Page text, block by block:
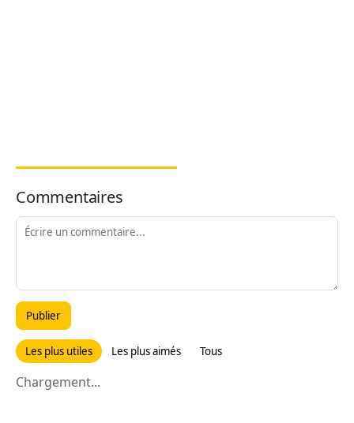
Commentaires
Publier
Les plus utiles Les plus aimés Tous
Chargement...